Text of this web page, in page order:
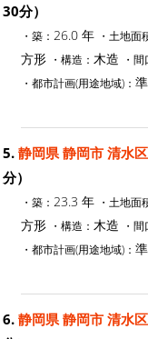
30分）
・築： 26.0 年 ・土地面
方形 ・構造： 木造 ・間
・都市計画(用途地域)：
5. 静岡県 静岡市 清水
分）
・築： 23.3 年 ・土地面
方形 ・構造： 木造 ・間
・都市計画(用途地域)：
6. 静岡県 静岡市 清水